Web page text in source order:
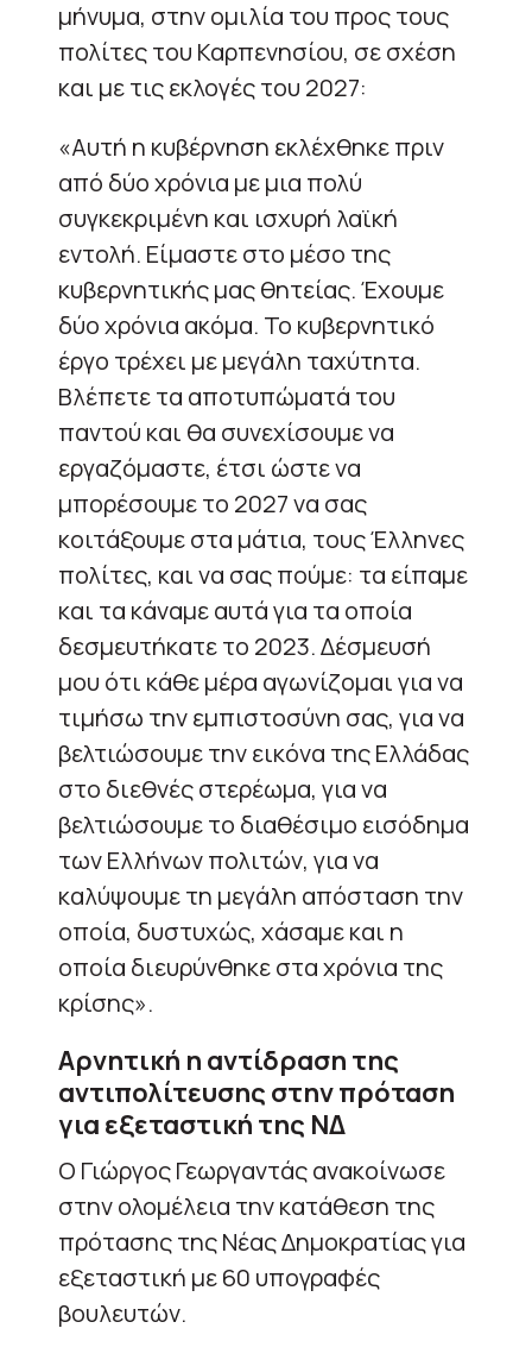
μήνυμα, στην ομιλία του προς τους
πολίτες του Καρπενησίου, σε σχέση
και με τις εκλογές του 2027:
«Αυτή η κυβέρνηση εκλέχθηκε πριν
από δύο χρόνια με μια πολύ
συγκεκριμένη και ισχυρή λαϊκή
εντολή. Είμαστε στο μέσο της
κυβερνητικής μας θητείας. Έχουμε
δύο χρόνια ακόμα. Το κυβερνητικό
έργο τρέχει με μεγάλη ταχύτητα.
Βλέπετε τα αποτυπώματά του
παντού και θα συνεχίσουμε να
εργαζόμαστε, έτσι ώστε να
μπορέσουμε το 2027 να σας
κοιτάξουμε στα μάτια, τους Έλληνες
πολίτες, και να σας πούμε: τα είπαμε
και τα κάναμε αυτά για τα οποία
δεσμευτήκατε το 2023. Δέσμευσή
μου ότι κάθε μέρα αγωνίζομαι για να
τιμήσω την εμπιστοσύνη σας, για να
βελτιώσουμε την εικόνα της Ελλάδας
στο διεθνές στερέωμα, για να
βελτιώσουμε το διαθέσιμο εισόδημα
των Ελλήνων πολιτών, για να
καλύψουμε τη μεγάλη απόσταση την
οποία, δυστυχώς, χάσαμε και η
οποία διευρύνθηκε στα χρόνια της
κρίσης».
Αρνητική η αντίδραση της
αντιπολίτευσης στην πρόταση
για εξεταστική της ΝΔ
Ο Γιώργος Γεωργαντάς ανακοίνωσε
στην ολομέλεια την κατάθεση της
πρότασης της Νέας Δημοκρατίας για
εξεταστική με 60 υπογραφές
βουλευτών.